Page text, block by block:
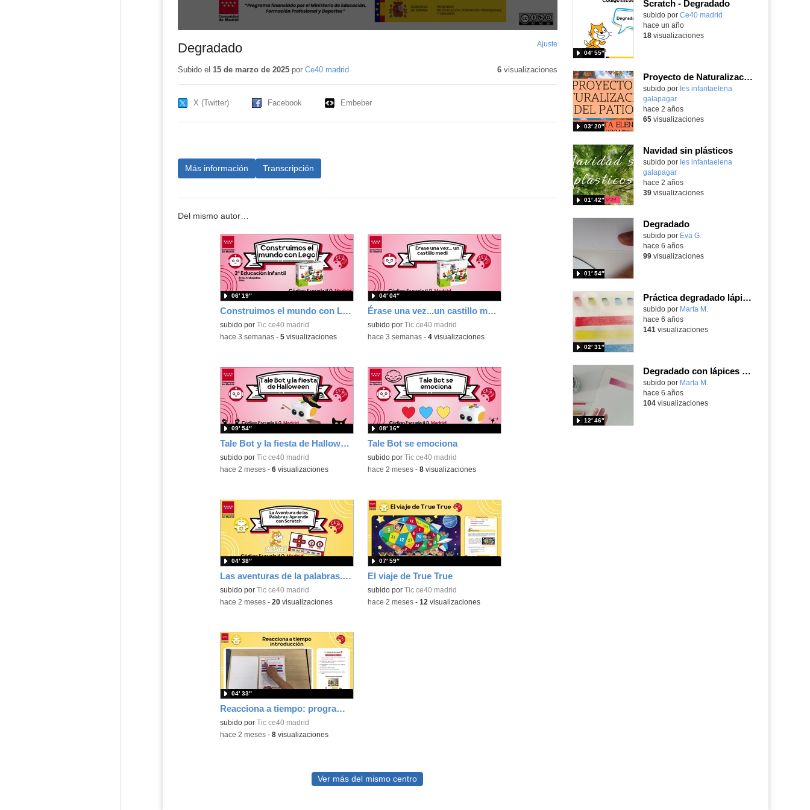
Degradado Ajuste
pantalla
Subido el 15 de marzo de 2025por Ce40 madrid 6visualizaciones
X (Twitter) Facebook Embeber
Más información Transcripción
Del mismo autor…
Construimos el mundo con Lego
subido por Tic ce40 madrid
06′ 19″
-hace 3 semanas- 5visualizaciones
Érase una vez...un castillo medieval
subido por Tic ce40 madrid
04′ 04″
-hace 3 semanas- 4visualizaciones
Tale Bot y la fiesta de Halloween
subido por Tic ce40 madrid
09′ 54″
-hace 2 meses- 6visualizaciones
Tale Bot se emociona
subido por Tic ce40 madrid
08′ 16″
-hace 2 meses- 8visualizaciones
Las aventuras de la palabras. Aprende con Scratch
subido por Tic ce40 madrid
04′ 38″
-hace 2 meses- 20visualizaciones
El viaje de True True
subido por Tic ce40 madrid
07′ 59″
-hace 2 meses- 12 visualizaciones
Reacciona a tiempo: programación y reflejos con Micro:bit
subido por Tic ce40 madrid
04′ 33″
-hace 2 meses- 8visualizaciones
Ver más del mismo centro
Scratch - Degradado
subido por Ce40 madrid
04′ 55″
hace un año
18visualizaciones
Proyecto de Naturalización del Patio
subido por Ies infantaelena
galapagar
03′ 20″
-
hace 2 años
65visualizaciones
Navidad sin plásticos
subido por Ies infantaelena
galapagar
01′ 42″
-
hace 2 años
39visualizaciones
Degradado
Contenido educativo.
subido por Eva G.
01′ 54″
hace 6 años
99visualizaciones
Práctica degradado lápices colores primarios_1
Contenido educativo.
subido por Marta M.
02′ 31″
hace 6 años
141 visualizaciones
Degradado con lápices de color_2
Contenido educativo.
subido por Marta M.
12′ 46″
hace 6 años
104visualizaciones